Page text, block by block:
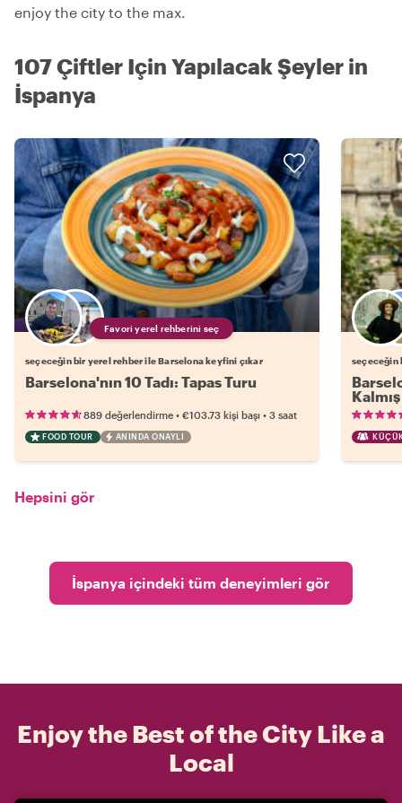
enjoy the city to the max.
107 Çiftler Için Yapılacak Şeyler in
İspanya
Favori yerel rehberini seç
seçeceğin bir yerel rehber ile Barselona keyfini çıkar
Barselona'nın 10 Tadı: Tapas Turu
889 değerlendirme • €103.73 kişi başı • 3 saat
FOOD TOUR ANINDA ONAYLI
seçeceğin
Hepsini gör
İspanya içindeki tüm deneyimleri gör
Enjoy the Best of the City Like a
Local